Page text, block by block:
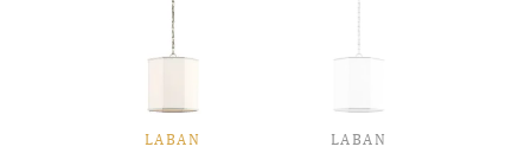
LABAN LABAN